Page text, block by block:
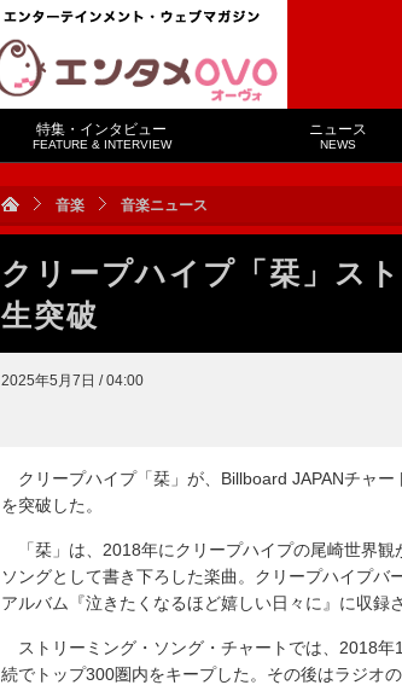
特集・インタビュー
FEATURE & INTERVIEW
ニュース
NEWS
音楽 音楽ニュース
クリープハイプ「栞」ス
生突破
2025年5月7日 / 04:00
クリープハイプ「栞」が、Billboard JAPANチャ
を突破した。
「栞」は、2018年にクリープハイプの尾崎世界観
ソングとして書き下ろした楽曲。クリープハイプ
アルバム『泣きたくなるほど嬉しい日々に』に収録
ストリーミング・ソング・チャートでは、2018
続でトップ300圏内をキープした。その後はラジオ